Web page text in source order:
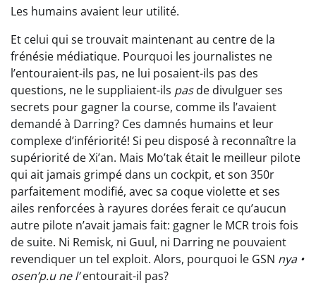
Les humains avaient leur utilité.
Et celui qui se trouvait maintenant au centre de la
frénésie médiatique. Pourquoi les journalistes ne
l’entouraient-ils pas, ne lui posaient-ils pas des
questions, ne le suppliaient-ils pasde divulguer ses
secrets pour gagner la course, comme ils l’avaient
demandé à Darring? Ces damnés humains et leur
complexe d’infériorité! Si peu disposé à reconnaître la
supériorité de Xi’an. Mais Mo’tak était le meilleur pilote
qui ait jamais grimpé dans un cockpit, et son 350r
parfaitement modifié, avec sa coque violette et ses
ailes renforcées à rayures dorées ferait ce qu’aucun
autre pilote n’avait jamais fait: gagner le MCR trois fois
de suite. Ni Remisk, ni Guul, ni Darring ne pouvaient
revendiquer un tel exploit. Alors, pourquoi le GSN nya •
osen’p.u ne l’entourait-il pas?